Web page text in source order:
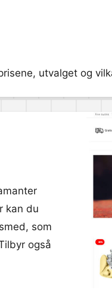
utvalget og
kan du
som
også